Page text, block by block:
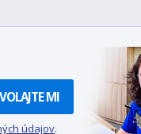
MI
údajov.